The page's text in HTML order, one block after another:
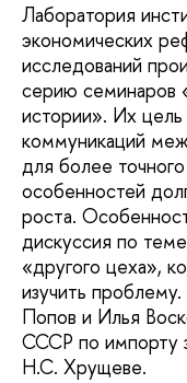
Лаборатория
экономических
исследований
серию семинаров
истории». Их
коммуникаций
для более
особенностей
роста.
дискуссия по
«другого цеха»,
изучить
Попов и Илья
СССР по импорту
Н.С. Хрущеве.